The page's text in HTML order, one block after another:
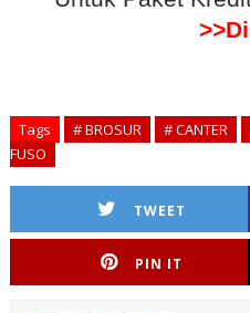
Tags # BROSUR # CANTER
FUSO
TWEET
PIN IT